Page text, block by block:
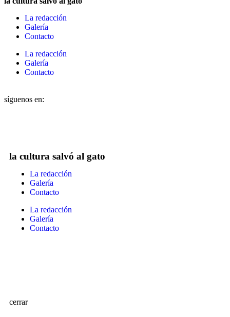
La redacción
Galería
Contacto
La redacción
Galería
Contacto
síguenos en:
la cultura salvó al gato
La redacción
Galería
Contacto
La redacción
Galería
Contacto
cerrar